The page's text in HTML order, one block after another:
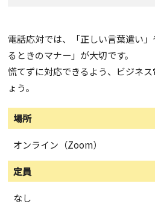
電話応対では、「正しい言葉遣い
るときのマナー」が大切です。
慌てずに対応できるよう、ビジネ
ょう。
場所
オンライン（Zoom）
定員
なし